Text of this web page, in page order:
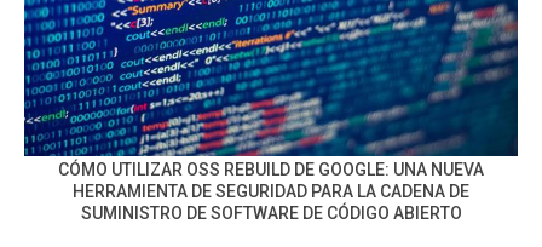
CÓMO UTILIZAR OSS REBUILD DE GOOGLE: UNA NUEVA
HERRAMIENTA DE SEGURIDAD PARA LA CADENA DE
SUMINISTRO DE SOFTWARE DE CÓDIGO ABIERTO